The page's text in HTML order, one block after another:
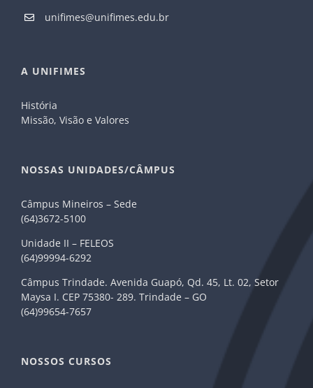
unifimes@unifimes.edu.br
A UNIFIMES
História
Missão, Visão e Valores
NOSSAS UNIDADES/CÂMPUS
Câmpus Mineiros – Sede
(64)3672-5100
Unidade II – FELEOS
(64)99994-6292
Câmpus Trindade. Avenida Guapó, Qd. 45, Lt. 02, Setor
Maysa I. CEP 75380- 289. Trindade – GO
(64)99654-7657
NOSSOS CURSOS